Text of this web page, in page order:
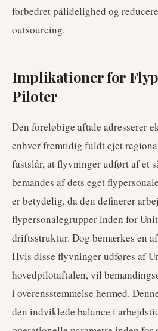
forbedret pålidelighed og
outsourcing.
Implikationer for
Piloter
Den foreløbige aftale adresserer
enhver fremtidig fuldt ejet
fastslår, at flyvninger udført af et
bemandes af dets eget
er betydelig, da den definerer
flypersonalegrupper inden for
driftsstruktur. Dog bemærkes en
Hvis disse flyvninger udføres af
hovedpilotaftalen, vil
i overensstemmelse hermed.
den indviklede balance i